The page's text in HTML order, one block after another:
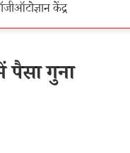
ऑटोज्ञान केंद्र
गुना